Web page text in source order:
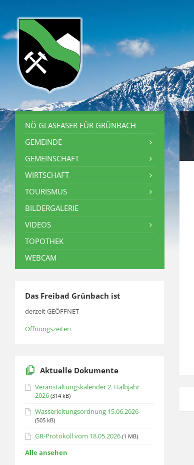
NÖ GLASFASER FÜR GRÜNBACH
GEMEINDE
GEMEINSCHAFT
WIRTSCHAFT
TOURISMUS
BILDERGALERIE
VIDEOS
TOPOTHEK
WEBCAM
Das Freibad Grünbach ist
derzeit GEÖFFNET
Öffnungszeiten
Aktuelle Dokumente
Veranstaltungskalender 2. Halbjahr
2026 (314 kB)
Wasserleitungsordnung 15.06.2026
(505 kB)
GR-Protokoll vom 18.05.2026 (1 MB)
Alle ansehen